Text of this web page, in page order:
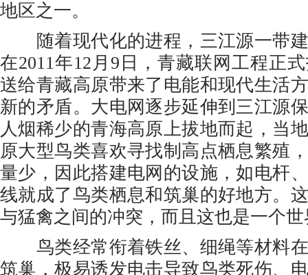
地区之一。
随着现代化的进程，三江源一带建
在2011年12月9日，青藏联网工程正
送给青藏高原带来了电能和现代生活
新的矛盾。大电网逐步延伸到三江源
人烟稀少的青海高原上拔地而起，当
原大型鸟类喜欢寻找制高点栖息繁殖
量少，因此搭建电网的设施，如电杆
线就成了鸟类栖息和筑巢的好地方。
与猛禽之间的冲突，而且这也是一个
鸟类经常衔着铁丝、细绳等材料在
筑巢，极易诱发电击导致鸟类死伤、